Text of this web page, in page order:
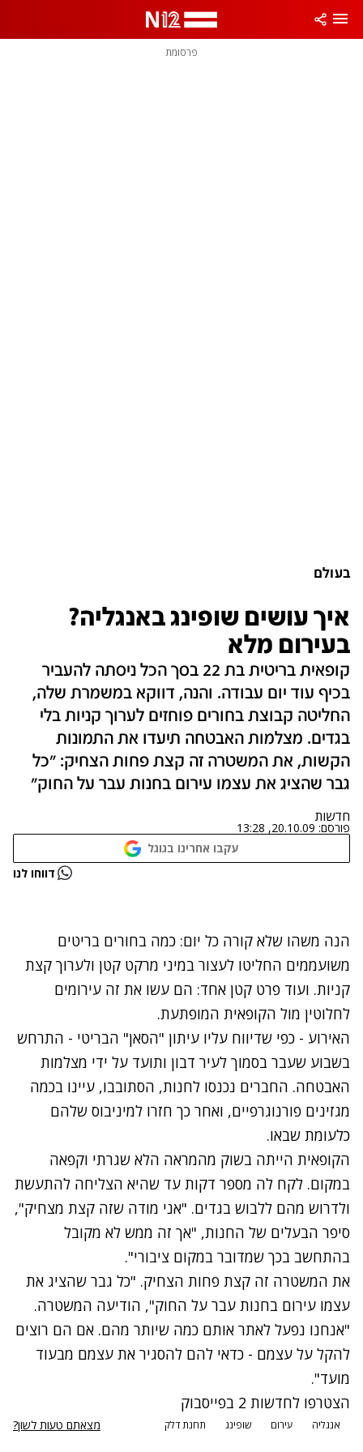
פרסומת
בעולם
איך עושים שופינג באנגליה?
בעירום מלא
קופאית בריטית בת 22 בסך הכל ניסתה להעביר
בכיף עוד יום עבודה. והנה, דווקא במשמרת שלה,
החליטה קבוצת בחורים פוחזים לערוך קניות בלי
בגדים. מצלמות האבטחה תיעדו את התמונות
הקשות, את המשטרה זה קצת פחות הצחיק: "כל
גבר שהציג את עצמו עירום בחנות עבר על החוק"
חדשות
פורסם: 20.10.09, 13:28
עקבו אחרינו בגוגל
נתקלנו בבעיה דווחו לנו
הנה משהו שלא קורה כל יום: כמה בחורים בריטים
משועממים החליטו לעצור במיני מרקט קטן ולערוך קצת
קניות. ועוד פרט קטן אחד: הם עשו את זה עירומים
לחלוטין מול הקופאית המופתעת.
האירוע - כפי שדיווח עליו עיתון "הסאן" הבריטי - התרחש
בשבוע שעבר בסמוך לעיר דבון ותועד על ידי מצלמות
האבטחה. החברים נכנסו לחנות, הסתובבו, עיינו בכמה
מגזינים פורנוגרפיים, ואחר כך חזרו למיניבוס שלהם
כלעומת שבאו.
הקופאית הייתה בשוק מהמראה הלא שגרתי וקפאה
במקום. לקח לה מספר דקות עד שהיא הצליחה להתעשת
ולדרוש מהם ללבוש בגדים. "אני מודה שזה קצת מצחיק",
סיפר הבעלים של החנות, "אך זה ממש לא מקובל
בהתחשב בכך שמדובר במקום ציבורי".
את המשטרה זה קצת פחות הצחיק. "כל גבר שהציג את
עצמו עירום בחנות עבר על החוק", הודיעה המשטרה.
"אנחנו נפעל לאתר אותם כמה שיותר מהם. אם הם רוצים
להקל על עצמם - כדאי להם להסגיר את עצמם מבעוד
מועד".
הצטרפו לחדשות 2 בפייסבוק
אנגליה עירום שופינג תחנת דלק מצאתם טעות לשון?